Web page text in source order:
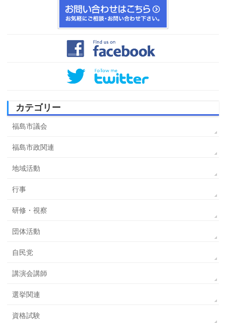
カテゴリー
福島市議会
福島市政関連
地域活動
行事
研修・視察
団体活動
自民党
講演会講師
選挙関連
資格試験